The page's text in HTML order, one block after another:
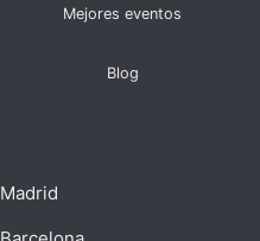
Mejores eventos
Blog